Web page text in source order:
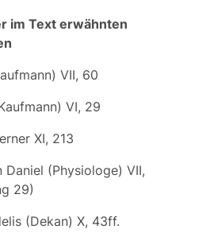
im Text erwähnten
VII, 60
VI, 29
XI, 213
Daniel (Physiologe) VII,
29)
(Dekan) X, 43ff.